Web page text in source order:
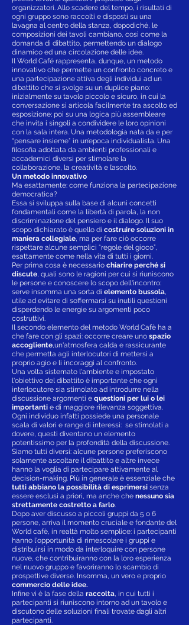
organizzatori. Allo scadere del tempo, i risultati di
ogni gruppo sono raccolti e disposti su una
lavagna al centro della stanza, dopodiché, le
composizioni dei tavoli cambiano, così come la
domanda di dibattito, permettendo un dialogo
dinamico ed una circolazione delle idee.
Il World Café rappresenta, dunque, un metodo
innovativo che permette un confronto concreto e
una partecipazione attiva degli individui ad un
dibattito che si svolge su un duplice piano:
inizialmente su tavolo piccolo e sicuro, in cui la
conversazione si articola facilmente tra ascolto ed
esposizione; poi su una logica più assembleare
che invita i singoli a condividere le loro opinioni
con la sala intera. Una metodologia nata da e per
“pensare insieme” in un’epoca individualista. Una
filosofia adottata da ambienti professionali e
accademici diversi per stimolare la
collaborazione, la creatività e l’ascolto.
Un metodo innovativo
Ma esattamente: come funziona la partecipazione
democratica?
Essa si sviluppa sulla base di alcuni concetti
fondamentali come la libertà di parola, la non
discriminazione del pensiero e il dialogo. Il suo
scopo dichiarato è quello di costruire soluzioni in
maniera collegiale, ma per fare ciò occorre
rispettare alcune semplici “regole del gioco”,
esattamente come nella vita di tutti i giorni.
Per prima cosa è necessario chiarire perché si
discute, quali sono le ragioni per cui si riuniscono
le persone e conoscere lo scopo dell'incontro:
serve insomma una sorta di elemento bussola,
utile ad evitare di soffermarsi su inutili questioni
disperdendo le energie su argomenti poco
costruttivi.
Il secondo elemento del metodo World Cafè ha a
che fare con gli spazi: occorre creare uno spazio
accogliente,un'atmosfera calda e rassicurante
che permetta agli interlocutori di mettersi a
proprio agio e li incoraggi al confronto.
Una volta sistemato l'ambiente e impostato
l'obiettivo del dibattito è importante che ogni
interlocutore sia stimolato ad introdurre nella
discussione argomenti e questioni per lui o lei
importanti e di maggiore rilevanza soggettiva.
Ogni individuo infatti possiede una personale
scala di valori e range di interessi: se stimolati a
dovere, questi diventano un elemento
potentissimo per la profondità della discussione.
Siamo tutti diversi: alcune persone preferiscono
solamente ascoltare il dibattito e altre invece
hanno la voglia di partecipare attivamente al
decision-making. Più in generale è essenziale che
tutti abbiano la possibilità di esprimersi senza
essere esclusi a priori, ma anche che nessuno sia
strettamente costretto a farlo.
Dopo aver discusso a piccoli gruppi da 5 o 6
persone, arriva il momento cruciale e fondante del
World cafè, in realtà molto semplice: i partecipanti
hanno l'opportunità di rimescolare i gruppi e
distribuirsi in modo da interloquire con persone
nuove, che contribuiranno con la loro esperienza
nel nuovo gruppo e favoriranno lo scambio di
prospettive diverse. Insomma, un vero e proprio
commercio delle idee.
Infine vi è la fase della raccolta, in cui tutti i
partecipanti si riuniscono intorno ad un tavolo e
discutono delle soluzioni finali trovate dagli altri
partecipanti.